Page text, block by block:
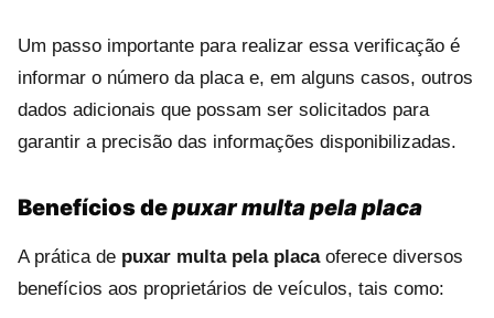
Um passo importante para realizar essa verificação é
informar o número da placa e, em alguns casos, outros
dados adicionais que possam ser solicitados para
garantir a precisão das informações disponibilizadas.
Benefícios depuxar multa pela placa
A prática de puxar multa pela placaoferece diversos
benefícios aos proprietários de veículos, tais como: